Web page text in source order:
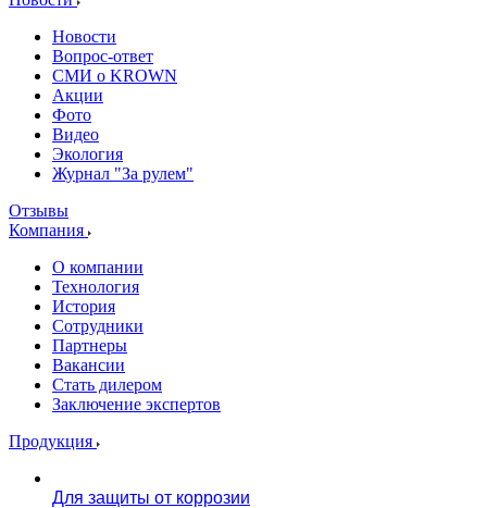
Новости
Вопрос-ответ
СМИ о KROWN
Акции
Фото
Видео
Экология
Журнал "За рулем"
Отзывы
Компания
О компании
Технология
История
Сотрудники
Партнеры
Вакансии
Стать дилером
Заключение экспертов
Продукция
Для защиты от коррозии